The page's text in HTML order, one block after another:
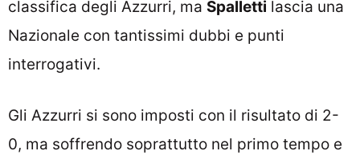
classifica degli Azzurri, ma Spalletti lascia una
Nazionale con tantissimi dubbi e punti
interrogativi.
Gli Azzurri si sono imposti con il risultato di 2-
0, ma soffrendo soprattutto nel primo tempo e